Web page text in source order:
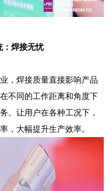
：焊接无忧
，焊接质量直接影响产品
不同的工作距离和角度下
。让用户在各种工况下，
，大幅提升生产效率。